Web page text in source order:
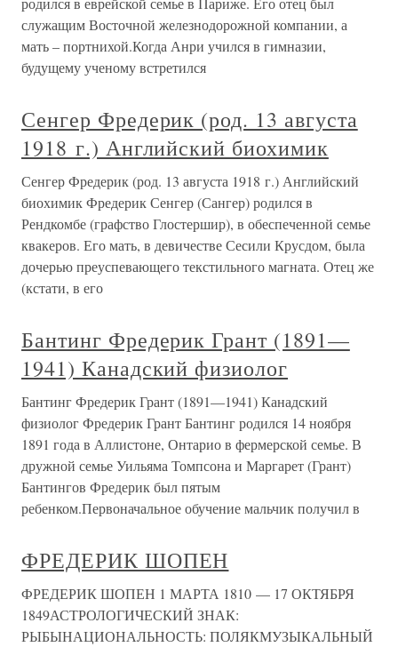
служащим Восточной железнодорожной компании, а
мать – портнихой.Когда Анри учился в гимназии,
будущему ученому встретился
Сенгер Фредерик (род. 13 августа
1918 г.) Английский биохимик
Сенгер Фредерик (род. 13 августа 1918 г.) Английский
биохимик Фредерик Сенгер (Сангер) родился в
Рендкомбе (графство Глостершир), в обеспеченной семье
квакеров. Его мать, в девичестве Сесили Крусдом, была
дочерью преуспевающего текстильного магната. Отец же
(кстати, в его
Бантинг Фредерик Грант (1891—
1941) Канадский физиолог
Бантинг Фредерик Грант (1891—1941) Канадский
физиолог Фредерик Грант Бантинг родился 14 ноября
1891 года в Аллистоне, Онтарио в фермерской семье. В
дружной семье Уильяма Томпсона и Маргарет (Грант)
Бантингов Фредерик был пятым
ребенком.Первоначальное обучение мальчик получил в
ФРЕДЕРИК ШОПЕН
ФРЕДЕРИК ШОПЕН 1 МАРТА 1810 — 17 ОКТЯБРЯ
1849АСТРОЛОГИЧЕСКИЙ ЗНАК:
РЫБЫНАЦИОНАЛЬНОСТЬ: ПОЛЯКМУЗЫКАЛЬНЫЙ